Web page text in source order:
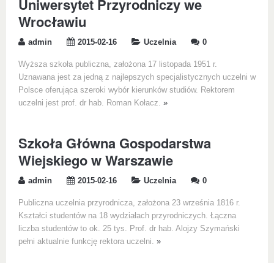
Uniwersytet Przyrodniczy we
Wrocławiu
admin 2015-02-16 Uczelnia 0
Wyższa szkoła publiczna, założona 17 listopada 1951 r.
Uznawana jest za jedną z najlepszych specjalistycznych uczelni w
Polsce oferująca szeroki wybór kierunków studiów. Rektorem
uczelni jest prof. dr hab. Roman Kołacz. »
Szkoła Główna Gospodarstwa
Wiejskiego w Warszawie
admin 2015-02-16 Uczelnia 0
Publiczna uczelnia przyrodnicza, założona 23 września 1816 r.
Kształci studentów na 18 wydziałach przyrodniczych. Łączna
liczba studentów to ok. 25 tys. Prof. dr hab. Alojzy Szymański
pełni aktualnie funkcję rektora uczelni. »